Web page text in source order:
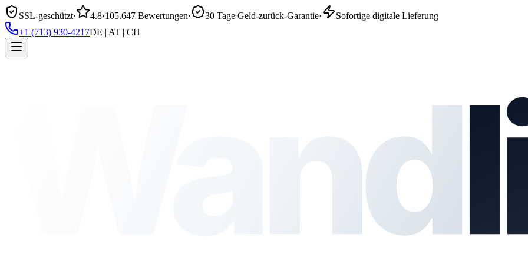
SSL-geschützt· 4.8·105.647 Bewertungen· 30 Tage Geld-zurück-Garantie·
Sofortige digitale Lieferung
+1 (713) 930-4217DE | AT | CH
Wand